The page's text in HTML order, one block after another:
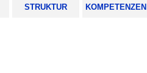
STRUKTUR KOMPETENZEN